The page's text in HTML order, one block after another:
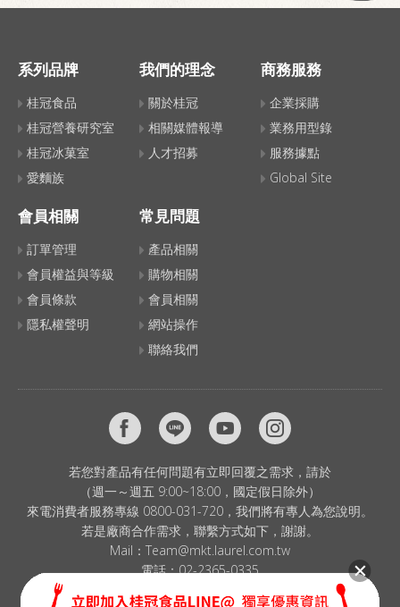
系列品牌
桂冠食品
桂冠營養研究室
桂冠冰菓室
愛麵族
我們的理念
關於桂冠
相關媒體報導
人才招募
商務服務
企業採購
業務用型錄
服務據點
Global Site
會員相關
訂單管理
會員權益與等級
會員條款
隱私權聲明
常見問題
產品相關
購物相關
會員相關
網站操作
聯絡我們
若您對產品有任何問題有立即回覆之需求，請於
（週一～週五 9:00~18:00，國定假日除外）
來電消費者服務專線 0800-031-720，我們將有專人為您說明。
若是廠商合作需求，聯繫方式如下，謝謝。
Mail： Team@mkt.laurel.com.tw
電話：02-2365-0335